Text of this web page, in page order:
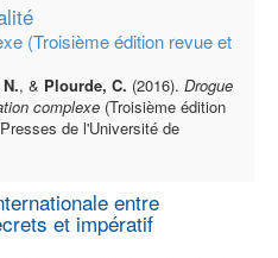
(Troisième édition revue et
, & Plourde, C. (2016). Drogue
complexe (Troisième édition
Presses de l'Université de
entre
et impératif